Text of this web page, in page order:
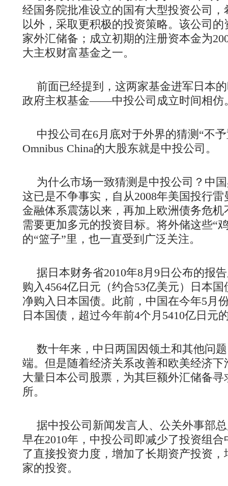
经国务院批准设立的国有大型投资公司
以外，采取更积极的投资策略。该公司
家外汇储备；成立初期的注册资本金为
大主权财富基金之一。
前面已经提到，这两家基金进军日本
政府主权基金——中投公司成立时间相仿
中投公司在6月底对于外界的猜测“不
Omnibus China的大股东就是中投公司。
为什么市场一致猜测是中投公司？中
这已是不争事实，自从2008年美国投行
金融体系震荡以来，再加上欧洲债务危
需要更加多元的投资目标。将外储这些“
的“篮子”里，也一直受到广泛关注。
据日本财务省2010年8月9日公布的报
购入4564亿日元（约合53亿美元）日本
净购入日本国债。此前，中国在今年5月
日本国债，超过今年前4个月5410亿日元
数十年来，中日两国因领土和其他问
端。但是随着经济关系改善和欧美经济
大量日本公司股票，为其巨额外汇储备
所。
据中投公司新闻发言人、公关外事部
早在2010年，中投公司即减少了投资组
了直接投资力度，增加了长期资产投资
家的投资。